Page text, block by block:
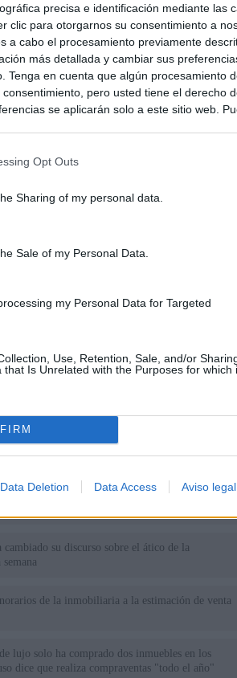
precisa e identificación mediante las
clic para otorgarnos su consentimiento a
a cabo el procesamiento previamente
más detallada y cambiar sus
Tenga en cuenta que algún procesamiento
pero usted tiene el derecho
se aplicarán solo a este sitio web.
Opt Outs
Sharing of my personal data.
Sale of my Personal Data.
my Personal Data for Targeted
Use, Retention, Sale, and/or
that Is Unrelated with the Purposes for which
Data Deletion Data Access Aviso legal
por la compra del ático: "Lo que no se dice es
oficial para la presidenta"
destinar directamente la venta del ático de
su discurso sobre el ático de la
de la inmobiliaria a la estimación de venta
lujo solo ha comprado dos inmuebles en los
dice que realiza compraventas "todo el año"